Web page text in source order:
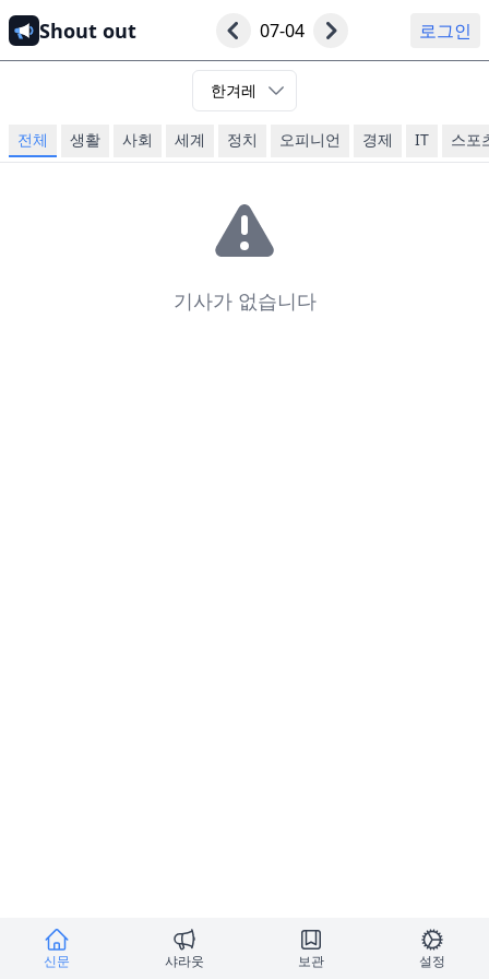
Shout out 07-04 로그인
한겨레
전체 생활 사회 세계 정치 오피니언 경제 IT 스포
기사가 없습니다
신문 샤라웃 보관 설정